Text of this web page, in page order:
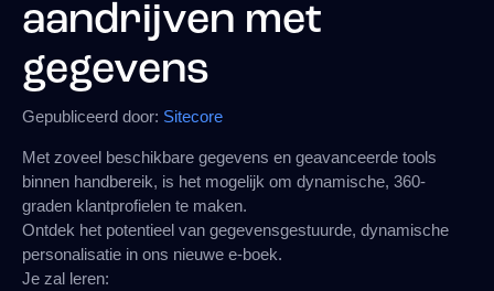
aandrijven met
gegevens
Gepubliceerd door: Sitecore
Met zoveel beschikbare gegevens en geavanceerde tools
binnen handbereik, is het mogelijk om dynamische, 360-
graden klantprofielen te maken.
Ontdek het potentieel van gegevensgestuurde, dynamische
personalisatie in ons nieuwe e-boek.
Je zal leren: